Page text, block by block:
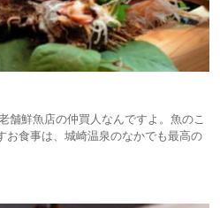
舗鮮魚店の仲買人なんですよ。魚のこ
お食事は、城崎温泉のなかでも最高の